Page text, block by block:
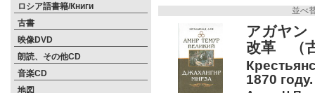
ロシア語書籍/Книги
古書
映像DVD
朗読、その他CD
音楽CD
地図
並べ
アガヤン
改革 （
1870 году.